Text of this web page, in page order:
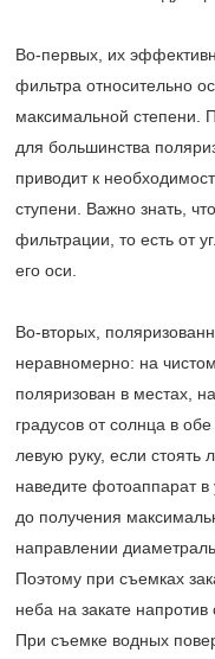
Во-первых, их
фильтра относительно
максимальной степени.
для большинства
приводит к
ступени. Важно знать,
фильтрации, то есть от
его оси.
Во-вторых,
неравномерно: на
поляризован в местах,
градусов от солнца в
левую руку, если стоять
наведите фотоаппарат
до получения
направлении
Поэтому при съемках
неба на закате
При съемке водных